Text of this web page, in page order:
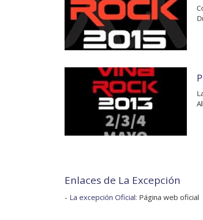
Enlaces de La Excepción
- La excepción Oficial: Página web oficial